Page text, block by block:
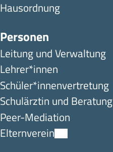
Hausordnung
Personen
Leitung und Verwaltung
Lehrer*innen
Schüler*innen­ver­tretung
Schulärztin und Beratung
Peer-Mediation
Elternverein